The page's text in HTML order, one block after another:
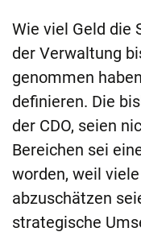
Wie viel Geld die
der Verwaltung
genommen
definieren. Die
der CDO, seien
Bereichen sei
worden, weil
abzuschätzen
strategische